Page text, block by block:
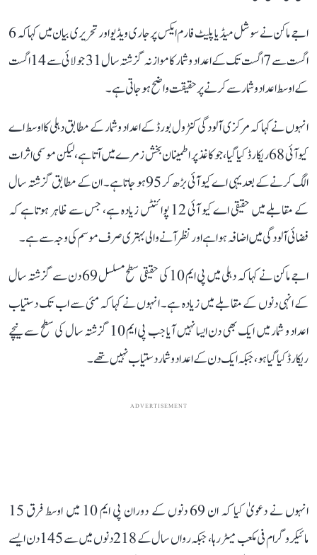
اجے ماکن نے سوشل میڈیا پلیٹ فارم ایکس پر جاری ویڈیو اور تحریری بیان میں کہا کہ 6
اگست سے 7 اگست تک کے اعداد و شمار کا موازنہ گزشتہ سال 31 جولائی سے 14 اگست
کے اوسط اعداد و شمار سے کرنے پر حقیقت واضح ہو جاتی ہے۔
انہوں نے کہا کہ مرکزی آلودگی کنٹرول بورڈ کے اعداد و شمار کے مطابق دہلی کا اوسط اے
کیو آئی 68 ریکارڈ کیا گیا، جو کاغذ پر اطمینان بخش زمرے میں آتا ہے، لیکن موسمی اثرات
الگ کرنے کے بعد یہی اے کیو آئی بڑھ کر 95 ہو جاتا ہے۔ ان کے مطابق گزشتہ سال
کے مقابلے میں حقیقی اے کیو آئی 12 پوائنٹس زیادہ ہے، جس سے ظاہر ہوتا ہے کہ
فضائی آلودگی میں اضافہ ہوا ہے اور نظر آنے والی بہتری صرف موسم کی وجہ سے ہے۔
اجے ماکن نے کہا کہ دہلی میں پی ایم 10 کی حقیقی سطح مسلسل 69 دن سے گزشتہ سال
کے انہی دنوں کے مقابلے میں زیادہ ہے۔ انہوں نے کہا کہ مئی سے اب تک دستیاب
اعداد و شمار میں ایک بھی دن ایسا نہیں آیا جب پی ایم 10 گزشتہ سال کی سطح سے نیچے
ریکارڈ کیا گیا ہو، جبکہ ایک دن کے اعداد و شمار دستیاب نہیں تھے۔
ADVERTISEMENT
انہوں نے دعویٰ کیا کہ ان 69 دنوں کے دوران پی ایم 10 میں اوسط فرق 15
مائیکروگرام فی مکعب میٹر رہا، جبکہ رواں سال کے 218 دنوں میں سے 145 دن ایسے